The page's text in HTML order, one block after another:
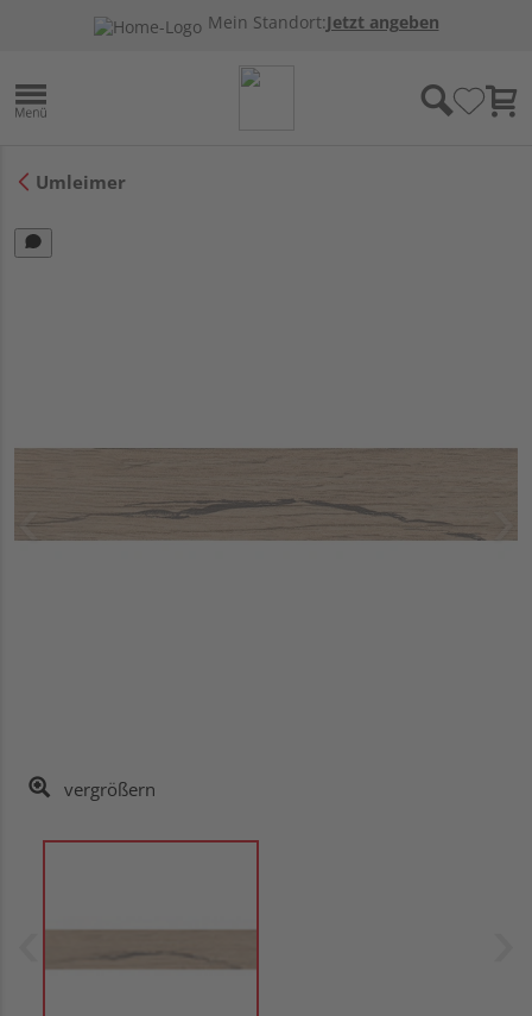
Mein Standort:Jetzt angeben
Umleimer
vergrößern